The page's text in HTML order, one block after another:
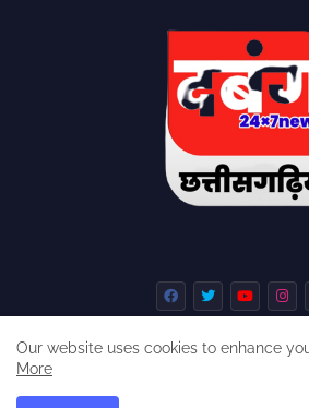
Our website uses cookies to enhance
More